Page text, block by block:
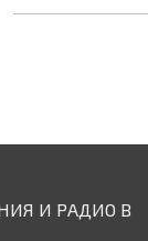
И РАДИО В